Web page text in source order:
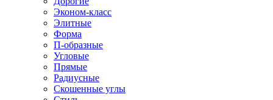
Эконом-класс
Элитные
Форма
П-образные
Угловые
Прямые
Радиусные
Скошенные углы